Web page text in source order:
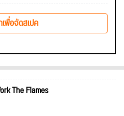
พื่อจัดสเปค
The Flames